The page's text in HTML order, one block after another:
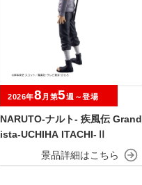
NARUTO-ナルト- 疾風伝 Grand
ista-UCHIHA ITACHI-Ⅱ
2026年8 月第5週～登場